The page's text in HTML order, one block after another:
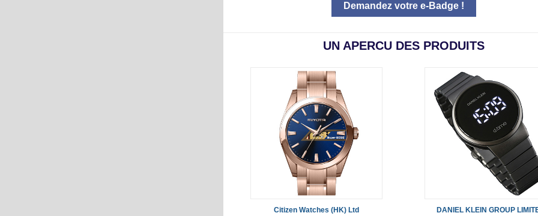
Demandez votre e-Badge !
UN APERCU DES PRODUITS
Citizen Watches (HK) Ltd DANIEL KLEIN GROUP